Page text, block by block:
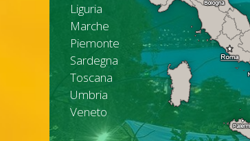
Liguria
Marche
Piemonte
Sardegna
Toscana
Umbria
Veneto